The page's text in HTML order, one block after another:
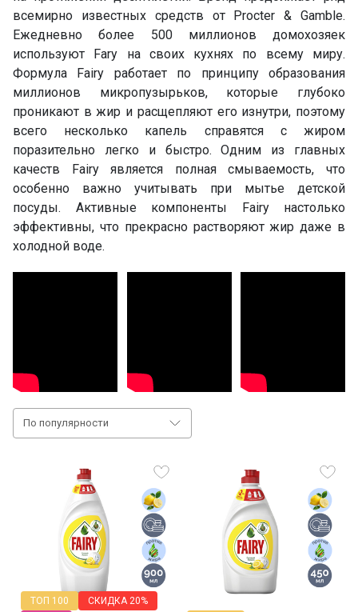
всемирно известных средств от Procter & Gamble.
Ежедневно более 500 миллионов домохозяек
используют Fary на своих кухнях по всему миру.
Формула Fairy работает по принципу образования
миллионов микропузырьков, которые глубоко
проникают в жир и расщепляют его изнутри, поэтому
всего несколько капель справятся с жиром
поразительно легко и быстро. Одним из главных
качеств Fairy является полная смываемость, что
особенно важно учитывать при мытье детской
посуды. Активные компоненты Fairy настолько
эффективны, что прекрасно растворяют жир даже в
холодной воде.
По популярности
ТОП 100 СКИДКА 20%